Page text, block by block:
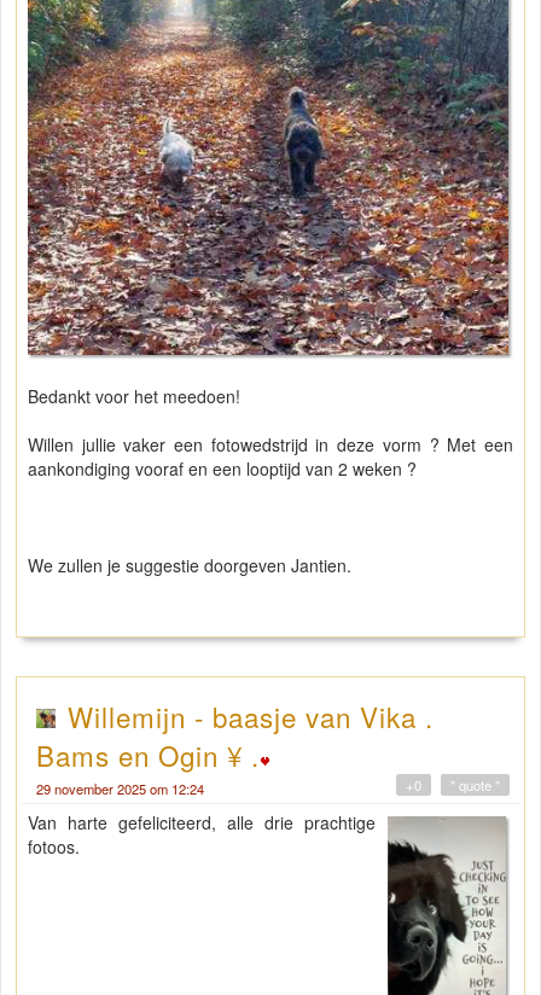
Bedankt voor het meedoen!
Willen jullie vaker een fotowedstrijd in deze vorm ? Met een
aankondiging vooraf en een looptijd van 2 weken ?
We zullen je suggestie doorgeven Jantien.
Willemijn - baasje van Vika .
Bams en Ogin ¥ .
29 november 2025 om 12:24 " quote "
+0
Van harte gefeliciteerd, alle drie prachtige
fotoos.